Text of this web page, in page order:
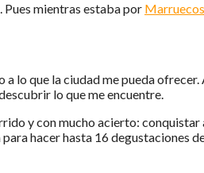
mientras estaba por Marruecos
lo que la ciudad me pueda
lo que me encuentre.
y con mucho acierto:
hacer hasta 16 degustaciones